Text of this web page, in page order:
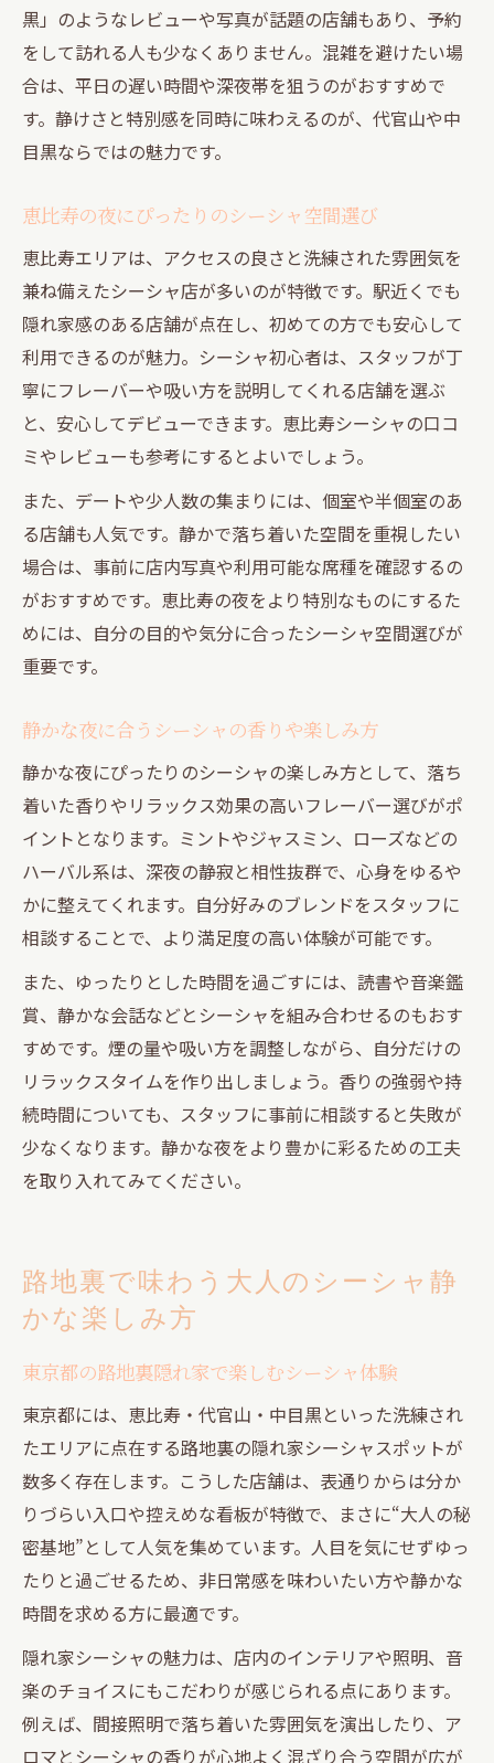
黒」のようなレビューや写真が話題の店舗もあり、予約
をして訪れる人も少なくありません。混雑を避けたい場
合は、平日の遅い時間や深夜帯を狙うのがおすすめで
す。静けさと特別感を同時に味わえるのが、代官山や中
目黒ならではの魅力です。
恵比寿の夜にぴったりのシーシャ空間選び
恵比寿エリアは、アクセスの良さと洗練された雰囲気を
兼ね備えたシーシャ店が多いのが特徴です。駅近くでも
隠れ家感のある店舗が点在し、初めての方でも安心して
利用できるのが魅力。シーシャ初心者は、スタッフが丁
寧にフレーバーや吸い方を説明してくれる店舗を選ぶ
と、安心してデビューできます。恵比寿シーシャの口コ
ミやレビューも参考にするとよいでしょう。
また、デートや少人数の集まりには、個室や半個室のあ
る店舗も人気です。静かで落ち着いた空間を重視したい
場合は、事前に店内写真や利用可能な席種を確認するの
がおすすめです。恵比寿の夜をより特別なものにするた
めには、自分の目的や気分に合ったシーシャ空間選びが
重要です。
静かな夜に合うシーシャの香りや楽しみ方
静かな夜にぴったりのシーシャの楽しみ方として、落ち
着いた香りやリラックス効果の高いフレーバー選びがポ
イントとなります。ミントやジャスミン、ローズなどの
ハーバル系は、深夜の静寂と相性抜群で、心身をゆるや
かに整えてくれます。自分好みのブレンドをスタッフに
相談することで、より満足度の高い体験が可能です。
また、ゆったりとした時間を過ごすには、読書や音楽鑑
賞、静かな会話などとシーシャを組み合わせるのもおす
すめです。煙の量や吸い方を調整しながら、自分だけの
リラックスタイムを作り出しましょう。香りの強弱や持
続時間についても、スタッフに事前に相談すると失敗が
少なくなります。静かな夜をより豊かに彩るための工夫
を取り入れてみてください。
路地裏で味わう大人のシーシャ静
かな楽しみ方
東京都の路地裏隠れ家で楽しむシーシャ体験
東京都には、恵比寿・代官山・中目黒といった洗練され
たエリアに点在する路地裏の隠れ家シーシャスポットが
数多く存在します。こうした店舗は、表通りからは分か
りづらい入口や控えめな看板が特徴で、まさに“大人の秘
密基地”として人気を集めています。人目を気にせずゆっ
たりと過ごせるため、非日常感を味わいたい方や静かな
時間を求める方に最適です。
隠れ家シーシャの魅力は、店内のインテリアや照明、音
楽のチョイスにもこだわりが感じられる点にあります。
例えば、間接照明で落ち着いた雰囲気を演出したり、ア
ロマとシーシャの香りが心地よく混ざり合う空間が広が